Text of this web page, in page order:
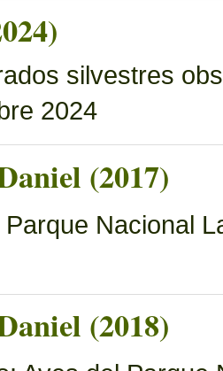
silvestres
2024
(2017)
Nacional
(2018)